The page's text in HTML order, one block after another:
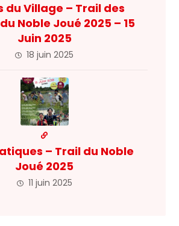
du Village – Trail des
Noble Joué 2025 – 15
Juin 2025
18 juin 2025
– Trail du Noble
Joué 2025
11 juin 2025